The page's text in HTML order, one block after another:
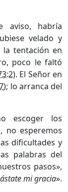
aviso, habría
velado y
la tentación en
poco le faltó
). El Señor en
); lo arranca del
escoger los
no esperemos
dificultades y
palabras del
pasos»,
mi gracia».